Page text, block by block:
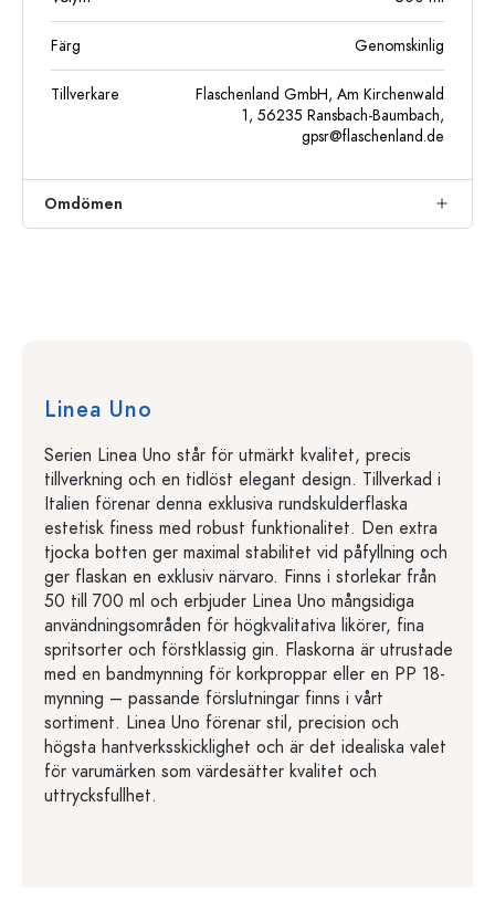
Färg Genomskinlig
Tillverkare
Flaschenland GmbH, Am Kirchenwald
1, 56235 Ransbach-Baumbach,
gpsr@flaschenland.de
Omdömen
Linea Uno
Serien Linea Uno står för utmärkt kvalitet, precis
tillverkning och en tidlöst elegant design. Tillverkad i
Italien förenar denna exklusiva rundskulderflaska
estetisk finess med robust funktionalitet. Den extra
tjocka botten ger maximal stabilitet vid påfyllning och
ger flaskan en exklusiv närvaro. Finns i storlekar från
50 till 700 ml och erbjuder Linea Uno mångsidiga
användningsområden för högkvalitativa likörer, fina
spritsorter och förstklassig gin. Flaskorna är utrustade
med en bandmynning för korkproppar eller en PP 18-
mynning – passande förslutningar finns i vårt
sortiment. Linea Uno förenar stil, precision och
högsta hantverksskicklighet och är det idealiska valet
för varumärken som värdesätter kvalitet och
uttrycksfullhet.